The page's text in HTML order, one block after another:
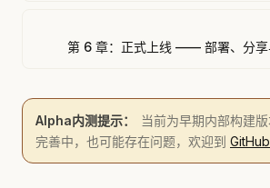
第 6 章：正式上线 —— 部署、分享
Alpha内测提示：
当前为早期内部构建
完善中，也可能存在问题，欢迎到